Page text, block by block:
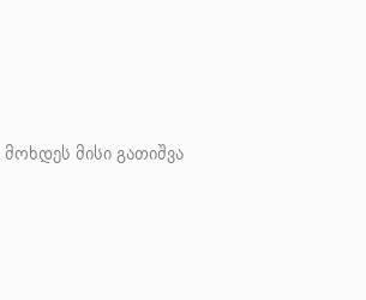
მოხდეს მისი გათიშვა